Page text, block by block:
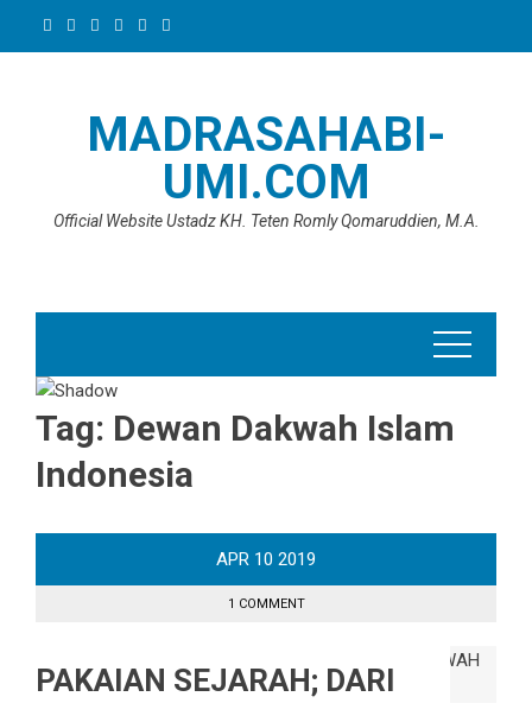
MADRASAHABI-
UMI.COM
Official Website Ustadz KH. Teten Romly Qomaruddien, M.A.
Tag: Dewan Dakwah Islam
Indonesia
APR 10 2019
1 COMMENT
PAKAIAN SEJARAH; DARI